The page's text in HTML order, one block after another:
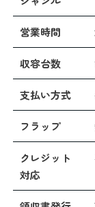
営業時間
収容台数
支払い方式
フラップ
クレジット
対応